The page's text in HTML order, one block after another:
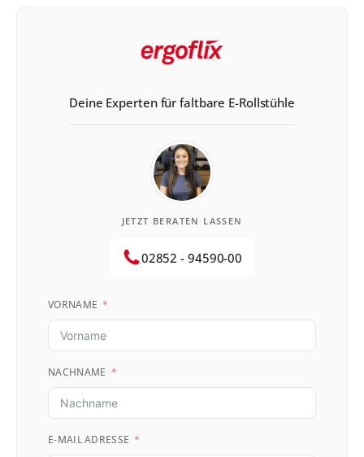
Deine Experten für faltbare E-Rollstühle
JETZT BERATEN LASSEN
02852 - 94590-00
VORNAME
NACHNAME
E-MAIL ADRESSE